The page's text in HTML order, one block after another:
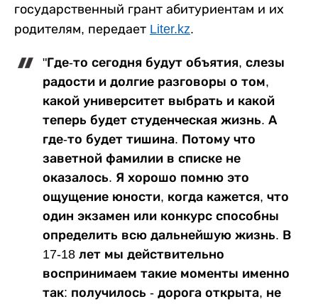
государственный грант абитуриентам и их
родителям, передает Liter.kz.
"Где-то сегодня будут объятия, слезы
радости и долгие разговоры о том,
какой университет выбрать и какой
теперь будет студенческая жизнь. А
где-то будет тишина. Потому что
заветной фамилии в списке не
оказалось. Я хорошо помню это
ощущение юности, когда кажется, что
один экзамен или конкурс способны
определить всю дальнейшую жизнь. В
17-18 лет мы действительно
воспринимаем такие моменты именно
так: получилось - дорога открыта, не